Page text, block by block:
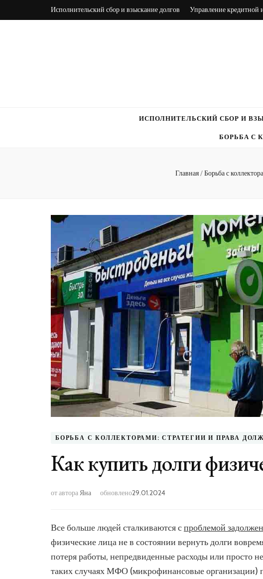
Исполнительский сбор и взыскание долгов Управление кредитной
ИСПОЛНИТЕЛЬСКИЙ СБОР И
БОРЬБА С
Главная/Борьба с
БОРЬБА С КОЛЛЕКТОРАМИ: СТРАТЕГИИ И ПРАВА
Как купить долги
от автора Яна обновлено29.01.2024
Все больше людей сталкиваются спроблемой
физические лица не в состоянии вернуть долги
потеря работы, непредвиденные расходы или просто
таких случаях МФО (микрофинансовые организации)